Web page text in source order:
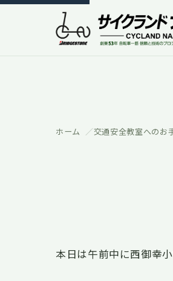
ホーム 交通安全教室へのお
本日は午前中に西御幸